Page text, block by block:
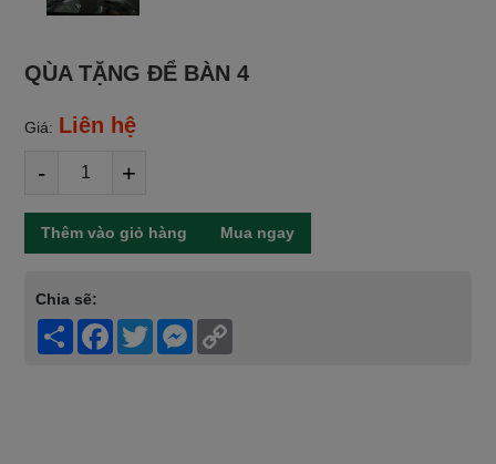
QÙA TẶNG ĐỂ BÀN 4
Giá: Liên hệ
- +
Thêm vào giỏ hàng Mua ngay
Chia sẽ:
Share Facebook
Twitter Messenger